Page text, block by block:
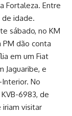
Fortaleza. Entre
de idade.
sábado, no KM
PM dão conta
em um Fiat
Jaguaribe, e
No
6983, de
iriam visitar